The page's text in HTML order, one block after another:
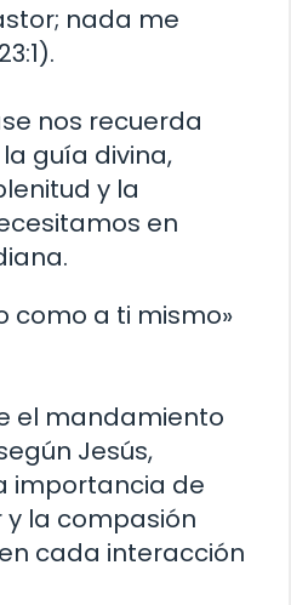
nada me
nos recuerda
guía divina,
y la
en
como a ti mismo»
el mandamiento
Jesús,
importancia de
la compasión
cada interacción